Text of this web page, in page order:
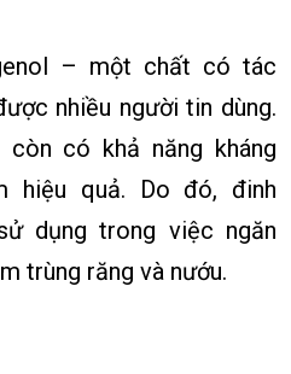
– một chất có tác
nhiều người tin dùng.
còn có khả năng kháng
hiệu quả. Do đó, đinh
dụng trong việc ngăn
trùng răng và nướu.